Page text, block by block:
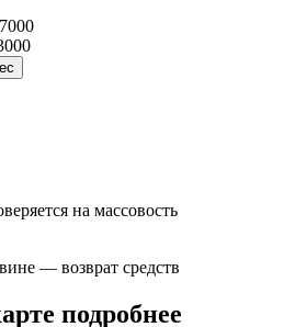
на массовость
— возврат средств
подробнее